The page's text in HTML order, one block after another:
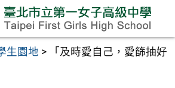
生園地 >
「及時愛自己，愛篩抽好